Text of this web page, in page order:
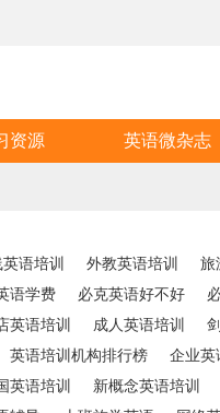
资源 英语微杂志
语培训 外教英语培训
旅
语学费 必克英语好不好
英语培训 成人英语培训
英语培训机构排行榜
企业英
英语培训
新概念英语培训